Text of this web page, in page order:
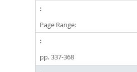
Page Range:
pp. 337-368